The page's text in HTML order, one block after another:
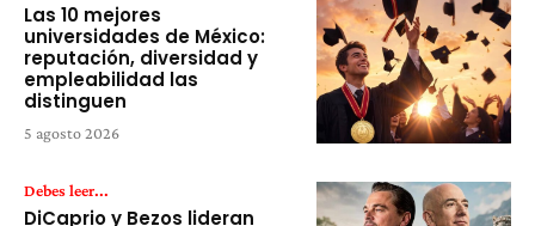
Las 10 mejores
universidades de México:
reputación, diversidad y
empleabilidad las
distinguen
5 agosto 2026
Debes leer...
DiCaprio y Bezos lideran